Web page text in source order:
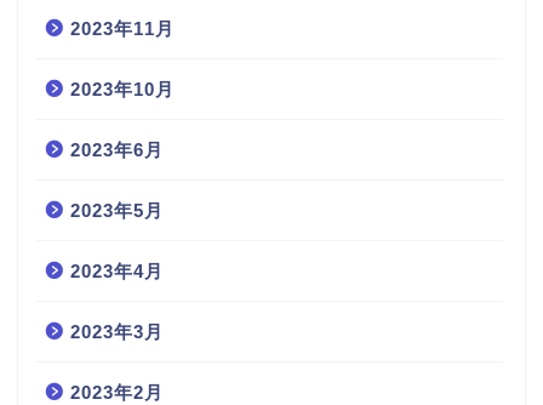
2023年11月
2023年10月
2023年6月
2023年5月
2023年4月
2023年3月
2023年2月